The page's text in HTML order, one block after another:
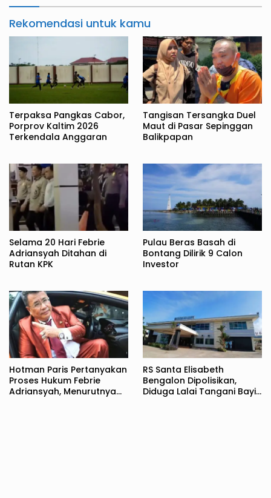
Rekomendasi untuk kamu
Terpaksa Pangkas Cabor,
Porprov Kaltim 2026
Terkendala Anggaran
Tangisan Tersangka Duel
Maut di Pasar Sepinggan
Balikpapan
Selama 20 Hari Febrie
Adriansyah Ditahan di
Rutan KPK
Pulau Beras Basah di
Bontang Dilirik 9 Calon
Investor
Hotman Paris Pertanyakan
Proses Hukum Febrie
Adriansyah, Menurutnya
RS Santa Elisabeth
Bengalon Dipolisikan,
Diduga Lalai Tangani Bayi